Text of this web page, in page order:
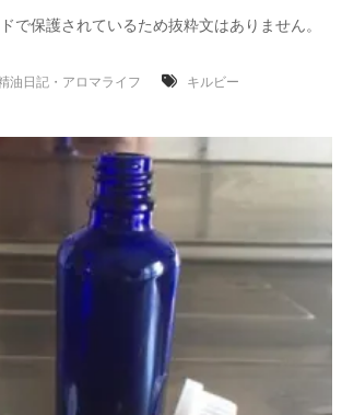
で保護されているため抜粋文はありません。
油日記・アロマライフ キルビー